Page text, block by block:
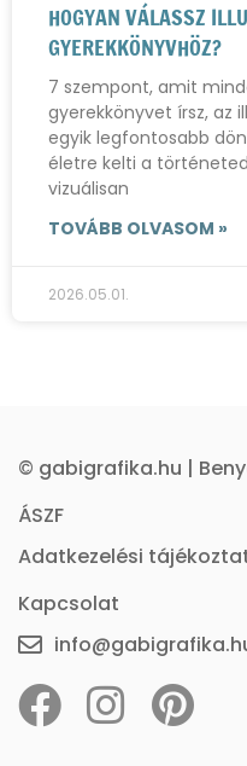
HOGYAN VÁLASSZ
GYEREKKÖNYVHÖZ?
7 szempont, amit
gyerekkönyvet írsz, az
egyik legfontosabb
életre kelti a
vizuálisan
TOVÁBB OLVASOM »
2026.05.01.
© gabigrafika.hu |
ÁSZF
Adatkezelési
Kapcsolat